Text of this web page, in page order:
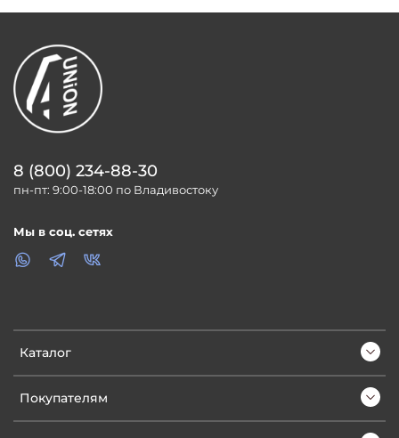
Каталог
Покупателям
8 (800) 234-88-30
пн-пт: 9:00-18:00 по Владивостоку
Мы в соц. сетях